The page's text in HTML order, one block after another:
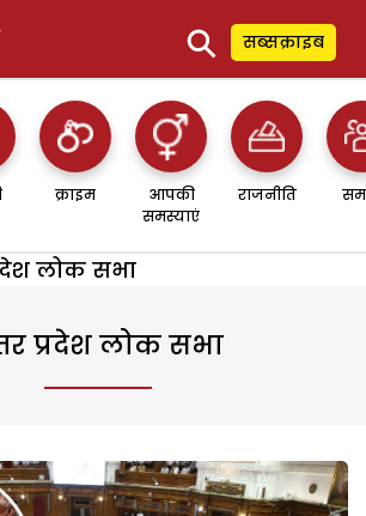
⚲ सब्सक्राइब
क्राइम
आपकी
समस्याएं
राजनीति
लोक सभा
प्रदेश लोक सभा